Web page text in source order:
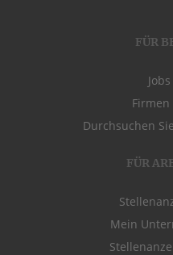
FÜR
Durchsuchen
FÜR
Mein